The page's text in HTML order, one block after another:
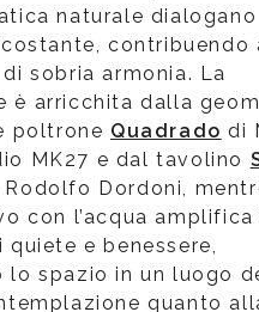
naturale dialogano
contribuendo
di sobria armonia. La
è arricchita dalla
poltrone Quadrado di
MK27 e dal tavolino
Dordoni,
con l’acqua amplifica
quiete e benessere,
lo spazio in un luogo
quanto